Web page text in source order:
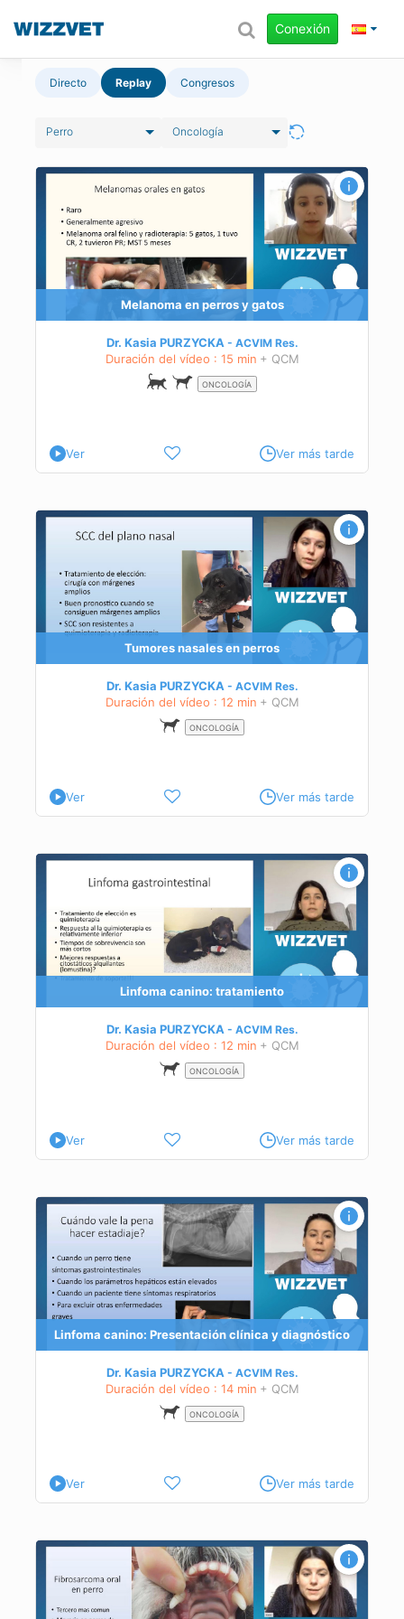
Conexión
Directo Replay Congresos
Perro Oncología
Melanoma en perros y gatos
Dr. Kasia PURZYCKA ACVIMRes.
Duración del vídeo : 15 min + QCM
ONCOLOGÍA
Ver Ver más tarde
Tumores nasales en perros
Dr. Kasia PURZYCKA ACVIMRes.
Duración del vídeo : 12 min + QCM
ONCOLOGÍA
Ver Ver más tarde
Linfoma canino: tratamiento
Dr. Kasia PURZYCKA ACVIMRes.
Duración del vídeo : 12 min + QCM
ONCOLOGÍA
Ver Ver más tarde
Linfoma canino: Presentación clínica y diagnóstico
Dr. Kasia PURZYCKA ACVIMRes.
Duración del vídeo : 14 min + QCM
ONCOLOGÍA
Ver Ver más tarde